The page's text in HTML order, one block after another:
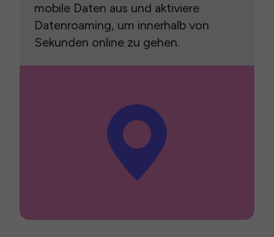
mobile Daten aus und aktiviere
Datenroaming, um innerhalb von
Sekunden online zu gehen.